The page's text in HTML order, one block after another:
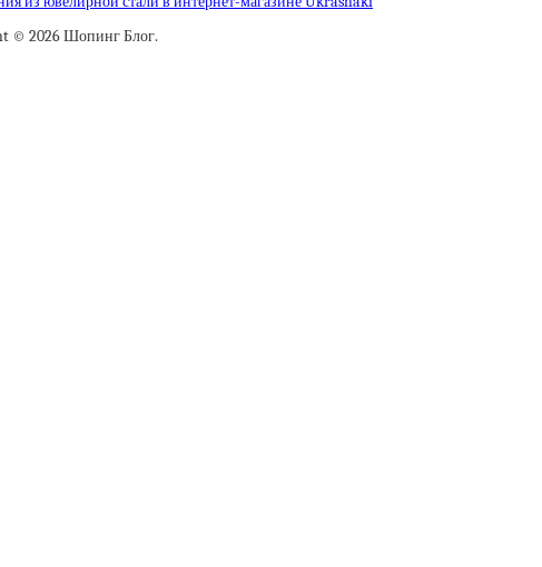
© 2026 Шопинг Блог.